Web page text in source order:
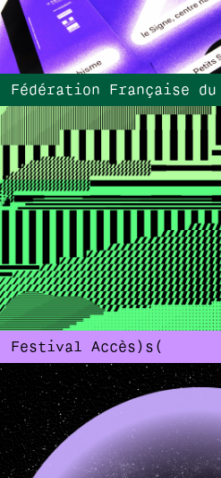
Fédération Française du
Festival Accès)s(